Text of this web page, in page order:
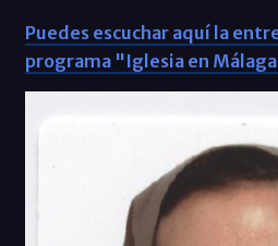
Puedes escuchar aquí la
programa "Iglesia en